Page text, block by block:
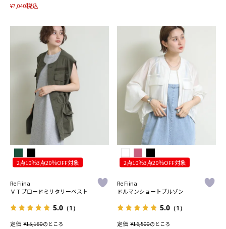
¥7,040税込
2点10％3点20％OFF対象
Re Fiina
ＶＴブロードミリタリーベスト
5.0 （1）
定価 ¥15,180のところ
2点10％3点20％OFF対象
Re Fiina
ドルマンショートブルゾン
5.0 （1）
定価 ¥16,500のところ